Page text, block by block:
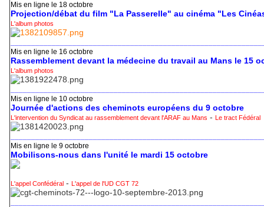
Mis en ligne le 18 octobre
Projection/débat du film "La Passerelle" au cinéma "Les
L'album photos
Mis en ligne le 16 octobre
Rassemblement devant la médecine du travail au Mans le 15
L'album photos
Mis en ligne le 10 octobre
Journée d'actions des cheminots européens du 9 octobre
L'intervention du Syndicat au rassemblement devant l'ARAF au Mans - Le tract Fédéral
Mis en ligne le 9 octobre
Mobilisons-nous dans l'unité le mardi 15 octobre
L'appel Confédéral - L'appel de l'UD CGT 72